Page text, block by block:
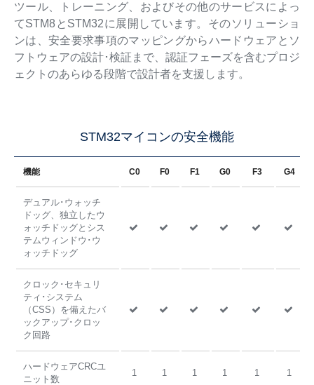
ツール、トレーニング、およびその他のサービスによっ
てSTM8とSTM32に展開しています。そのソリューショ
ンは、安全要求事項のマッピングからハードウェアとソ
フトウェアの設計･検証まで、認証フェーズを含むプロジ
ェクトのあらゆる段階で設計者を支援します。
STM32マイコンの安全機能
機能 C0 F0 F1 G0 F3 G4
デュアル･ウォッチ
ドッグ、独立したウ
ォッチドッグとシス
テムウィンドウ･ウ
ォッチドッグ
クロック･セキュリ
ティ･システム
（CSS）を備えたバ
ックアップ･クロッ
ク回路
ハードウェアCRCユ
ニット数
1 1 1 1 1 1